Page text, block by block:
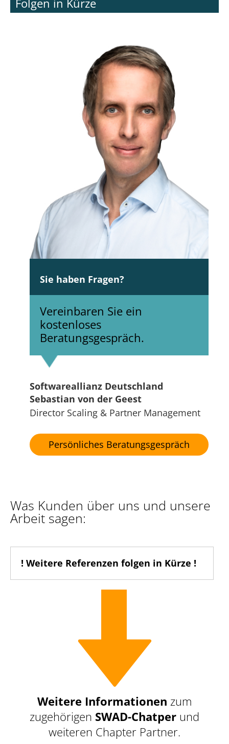
Folgen in Kürze
Sie haben Fragen?
Vereinbaren Sie ein
kostenloses
Beratungsgespräch.
Softwareallianz Deutschland
Sebastian von der Geest
Director Scaling & Partner Management
Persönliches Beratungsgespräch
Was Kunden über uns und unsere
Arbeit sagen:
! Weitere Referenzen folgen in Kürze !
Weitere Informationen zum
zugehörigen SWAD-Chatper und
weiteren Chapter Partner.